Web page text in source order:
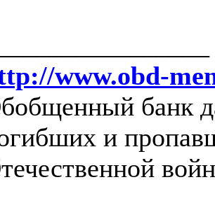
www.obd-
банк
и